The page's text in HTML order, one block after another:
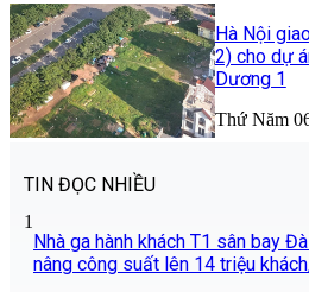
Hà Nội
2) cho dự
Dương 1
Thứ Năm
TIN ĐỌC NHIỀU
1
Nhà ga hành khách T1 sân bay
nâng công suất lên 14 triệu